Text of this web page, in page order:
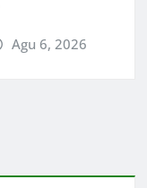
Agu 6, 2026